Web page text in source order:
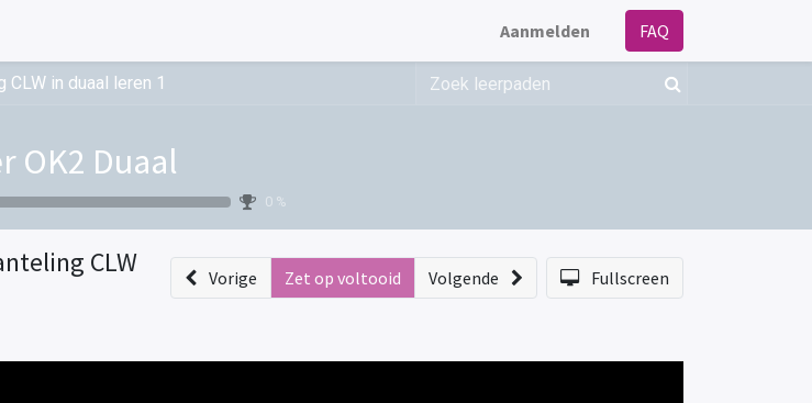
Aanmelden FAQ
in duaal leren 1
OK2 Duaal
0 %
CLW
Vorige Zet op voltooid Volgende Fullscreen